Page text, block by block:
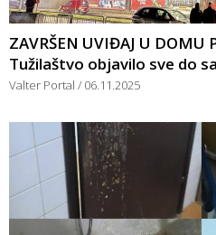
ZAVRŠEN UVIĐAJ U DOMU
Tužilaštvo objavilo sve do
Valter Portal 06.11.2025